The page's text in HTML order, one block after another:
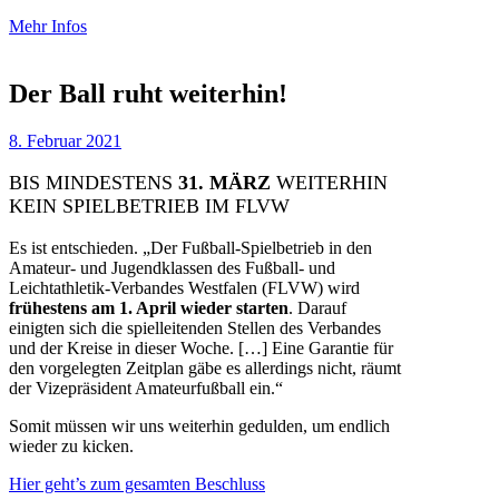
Mehr Infos
Der Ball ruht weiterhin!
8. Februar 2021
BIS MINDESTENS 31. MÄRZ WEITERHIN
KEIN SPIELBETRIEB IM FLVW
Es ist entschieden. „Der Fußball-Spielbetrieb in den
Amateur- und Jugendklassen des Fußball- und
Leichtathletik-Verbandes Westfalen (FLVW) wird
frühestens am 1. April wieder starten. Darauf
einigten sich die spielleitenden Stellen des Verbandes
und der Kreise in dieser Woche. […] Eine Garantie für
den vorgelegten Zeitplan gäbe es allerdings nicht, räumt
der Vizepräsident Amateurfußball ein.“
Somit müssen wir uns weiterhin gedulden, um endlich
wieder zu kicken.
Hier geht’s zum gesamten Beschluss